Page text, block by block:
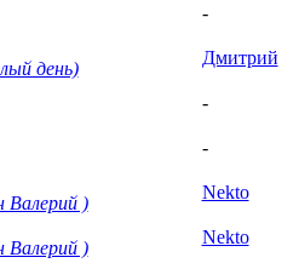
-
день)
Дмитрий
-
-
Валерий )
Nekto
Валерий )
Nekto